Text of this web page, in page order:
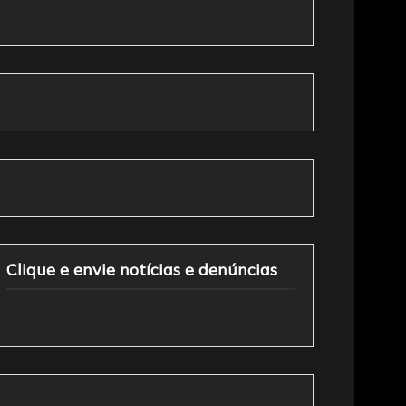
Clique e envie notícias e denúncias